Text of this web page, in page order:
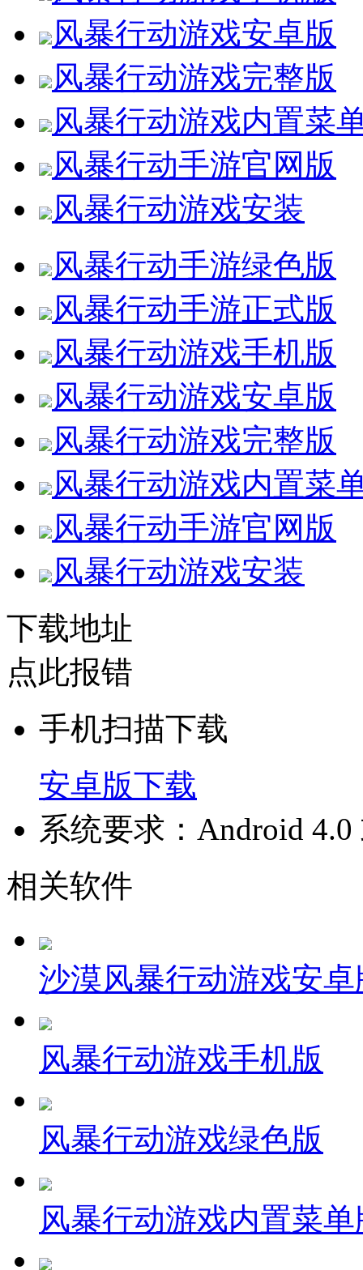
风暴行动游戏安卓版
风暴行动游戏完整版
风暴行动游戏内置菜
风暴行动手游官网版
风暴行动游戏安装
风暴行动手游绿色版
风暴行动手游正式版
风暴行动游戏手机版
风暴行动游戏安卓版
风暴行动游戏完整版
风暴行动游戏内置菜
风暴行动手游官网版
风暴行动游戏安装
下载地址
点此报错
手机扫描下载
安卓版下载
系统要求：Android
相关软件
沙漠风暴行动游戏安卓
风暴行动游戏手机版
风暴行动游戏绿色版
风暴行动游戏内置菜单